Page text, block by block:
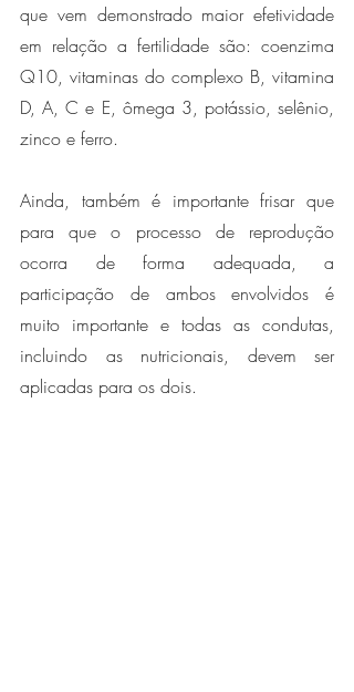
que vem demonstrado maior efetividade
em relação a fertilidade são: coenzima
Q10, vitaminas do complexo B, vitamina
D, A, C e E, ômega 3, potássio, selênio,
zinco e ferro.
Ainda, também é importante frisar que
para que o processo de reprodução
ocorra de forma adequada, a
participação de ambos envolvidos é
muito importante e todas as condutas,
incluindo as nutricionais, devem ser
aplicadas para os dois.